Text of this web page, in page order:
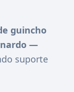
guincho
—
suporte